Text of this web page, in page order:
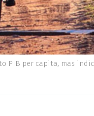
PIB per capita, mas